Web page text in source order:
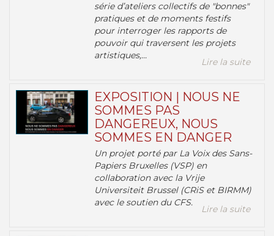
série d’ateliers collectifs de "bonnes"
pratiques et de moments festifs
pour interroger les rapports de
pouvoir qui traversent les projets
artistiques,...
Lire la suite
EXPOSITION | NOUS NE
SOMMES PAS
DANGEREUX, NOUS
SOMMES EN DANGER
Un projet porté par La Voix des Sans-
Papiers Bruxelles (VSP) en
collaboration avec la Vrije
Universiteit Brussel (CRiS et BIRMM)
avec le soutien du CFS.
Lire la suite